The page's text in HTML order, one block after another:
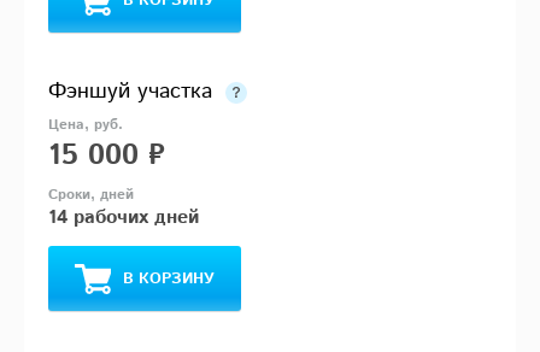
Фэншуй участка
15 000 ₽
14 рабочих дней
В КОРЗИНУ